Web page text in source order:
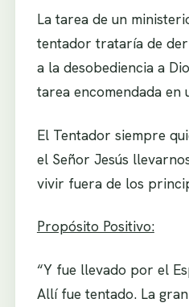
La tarea de un
tentador trataría de
a la desobediencia a
tarea encomendada en
El Tentador siempre
el Señor Jesús
vivir fuera de los
Propósito Positivo:
“Y fue llevado por el
Allí fue tentado. La